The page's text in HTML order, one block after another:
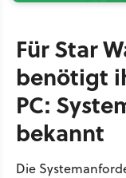
Für Star
benötigt
PC:
bekannt
Die